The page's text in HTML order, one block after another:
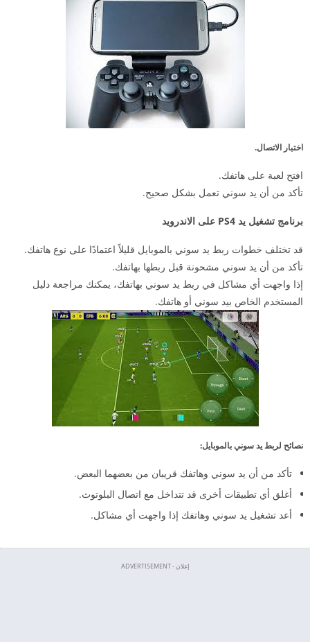
اختبار الاتصال.
افتح لعبة على هاتفك.
تأكد من أن يد سوني تعمل بشكل صحيح.
برنامج تشغيل يد PS4 على الاندرويد
قد تختلف خطوات ربط يد سوني بالموبايل قليلاً اعتمادًا على نوع هاتفك.
تأكد من أن يد سوني مشحونة قبل ربطها بهاتفك.
إذا واجهت أي مشاكل في ربط يد سوني بهاتفك، يمكنك مراجعة دليل
المستخدم الخاص بيد سوني أو هاتفك.
نصائح لربط يد سوني بالموبايل:
تأكد من أن يد سوني وهاتفك قريبان من بعضهما البعض.
أغلق أي تطبيقات أخرى قد تتداخل مع اتصال البلوتوث.
أعد تشغيل يد سوني وهاتفك إذا واجهت أي مشاكل.
إعلان - ADVERTISEMENT